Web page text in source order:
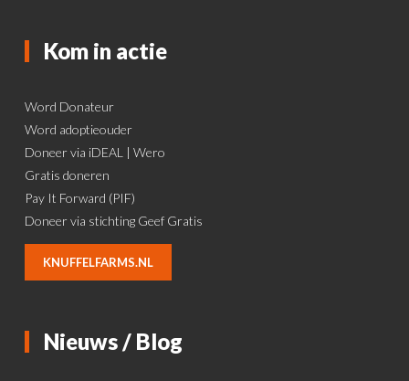
Kom in actie
Word Donateur
Word adoptieouder
Doneer via iDEAL | Wero
Gratis doneren
Pay It Forward (PIF)
Doneer via stichting Geef Gratis
KNUFFELFARMS.NL
Nieuws / Blog